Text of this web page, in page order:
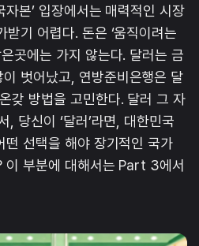
본’ 입장에서는 매력적인 시장
기 어렵다. 돈은 ‘움직이려는
곳에는 가지 않는다. 달러는 금
벗어났고, 연방준비은행은 달
갖 방법을 고민한다. 달러 그 자
, 당신이 ‘달러’라면, 대한민국
선택을 해야 장기적인 국가
이 부분에 대해서는 Part 3에서